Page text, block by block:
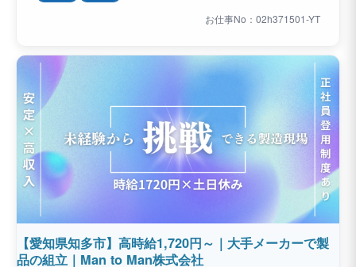
お仕事No：02h371501-YT
【愛知県知多市】高時給1,720円～｜大手メーカーで製
品の組立｜Man to Man株式会社